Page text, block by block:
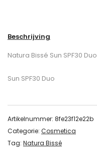
Beschrijving
Natura Bissé Sun SPF30 Duo
Sun SPF30 Duo
Artikelnummer: 8fe23f12e22b
Categorie: Cosmetica
Tag: Natura Bissé